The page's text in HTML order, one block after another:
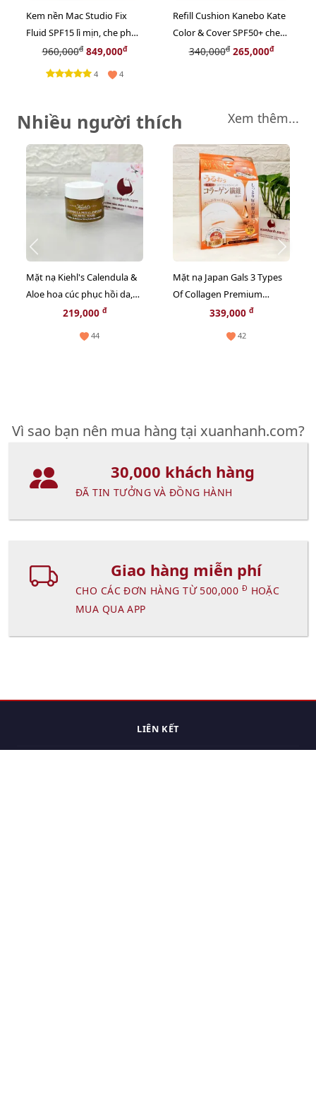
Kem nền Mac Studio Fix
Fluid SPF15 lì mịn, che phủ,
kìm dầu tốt #NC25 trung
bình sáng (New)
960,000đ849,000đ
4 4
Refill Cushion Kanebo Kate
Color & Cover SPF50+ che
phủ tốt, lì mịn, #01 trắng
340,000đ265,000đ
Nhiều người thích Xem thêm...
Mặt nạ Kiehl's Calendula &
Aloe hoa cúc phục hồi da,
thư giãn và chậm lão hóa -
219,000 đ
44
Mặt nạ Japan Gals 3 Types
Of Collagen Premium
chống lão hóa, săn chắc da,
339,000 đ
42
Vì sao bạn nên mua hàng tại xuanhanh.com?
30,000 khách hàng
ĐÃ TIN TƯỞNG VÀ ĐỒNG HÀNH
Giao hàng miễn phí
CHO CÁC ĐƠN HÀNG TỪ 500,000 Đ HOẶC
MUA QUA APP
LIÊN KẾT